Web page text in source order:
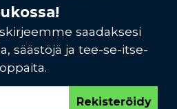
saadaksesi
säästöjä ja tee-se-itse-
oppaita.
Rekisteröidy